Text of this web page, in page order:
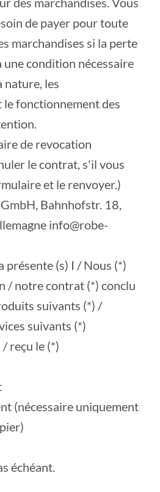
de payer pour toute
marchandises si la perte
une condition nécessaire
nature, les
fonctionnement des
de revocation
le contrat, s'il vous
et le renvoyer.)
Bahnhofstr. 18,
info@robe-
présente (s) I / Nous (*)
/ notre contrat (*) conclu
suivants (*) /
suivants (*)
reçu le (*)
(nécessaire uniquement
échéant.